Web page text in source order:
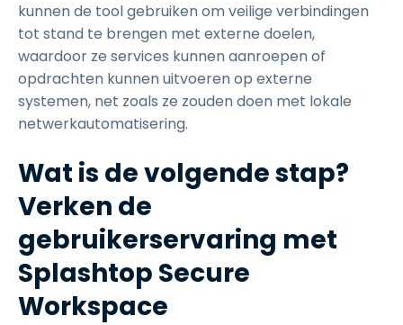
kunnen de tool gebruiken om veilige verbindingen
tot stand te brengen met externe doelen,
waardoor ze services kunnen aanroepen of
opdrachten kunnen uitvoeren op externe
systemen, net zoals ze zouden doen met lokale
netwerkautomatisering.
Wat is de volgende stap?
Verken de
gebruikerservaring met
Splashtop Secure
Workspace